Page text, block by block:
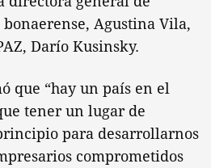
Agustina Vila,
Darío Kusinsky.
que “hay un país en el
tener un lugar de
para desarrollarnos
comprometidos